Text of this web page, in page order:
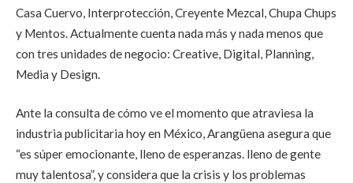
Casa Cuervo, Interprotección, Creyente Mezcal, Chupa Chups
y Mentos. Actualmente cuenta nada más y nada menos que
con tres unidades de negocio: Creative, Digital, Planning,
Media y Design.
Ante la consulta de cómo ve el momento que atraviesa la
industria publicitaria hoy en México, Arangüena asegura que
“es súper emocionante, lleno de esperanzas. lleno de gente
muy talentosa”, y considera que la crisis y los problemas